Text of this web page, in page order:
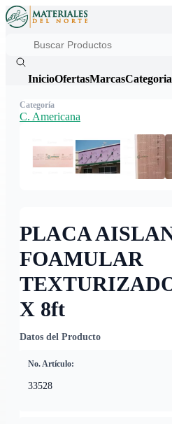
InicioOfertasMarcas
PLACA
FOAMULAR
X 8ft
Datos del Producto
No. Artículo:
33528
Categoría
C. Americana